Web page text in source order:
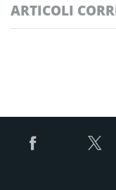
ARTICOLI